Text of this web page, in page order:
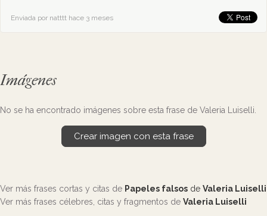
Enviada por natttt hace 3 meses
Imágenes
No se ha encontrado imágenes sobre esta frase de Valeria Luiselli.
Crear imagen con esta frase
Ver más frases cortas y citas de Papeles falsos de Valeria Luiselli
Ver más frases célebres, citas y fragmentos de Valeria Luiselli